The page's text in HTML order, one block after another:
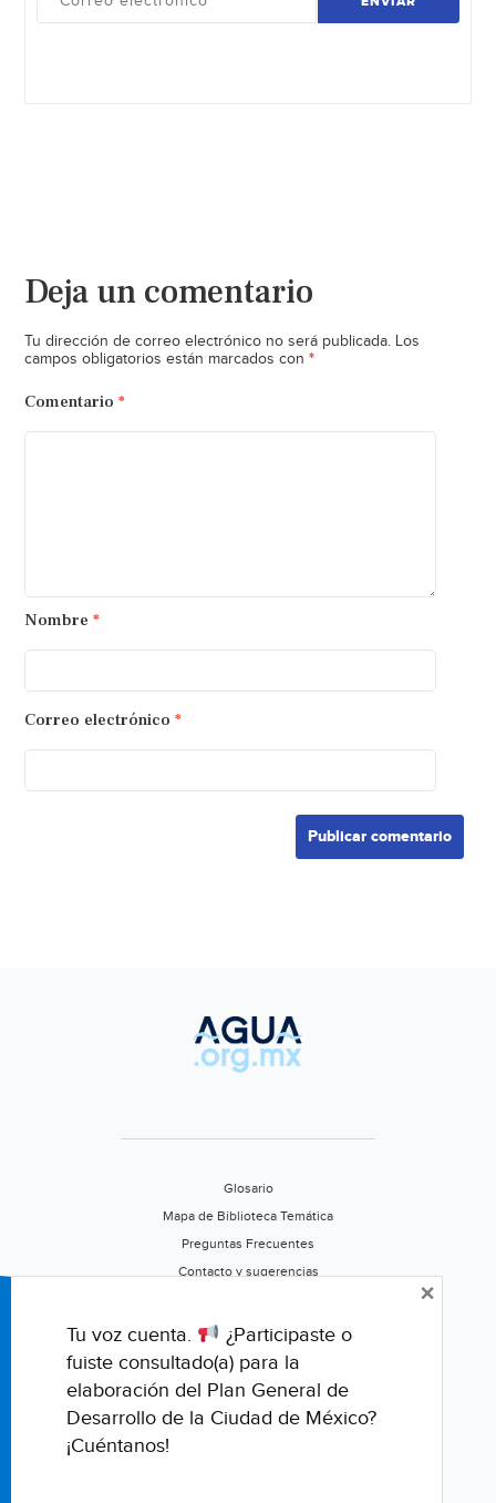
Deja un comentario
Tu dirección de correo electrónico no será publicada. Los
campos obligatorios están marcados con *
Comentario *
Nombre *
Correo electrónico *
Glosario
Mapa de Biblioteca Temática
Preguntas Frecuentes
Contacto y sugerencias
Califica este portal
Tu voz cuenta.
¿Participaste o
fuiste consultado(a) para la
elaboración del Plan General de
Desarrollo de la Ciudad de México?
¡Cuéntanos!
×